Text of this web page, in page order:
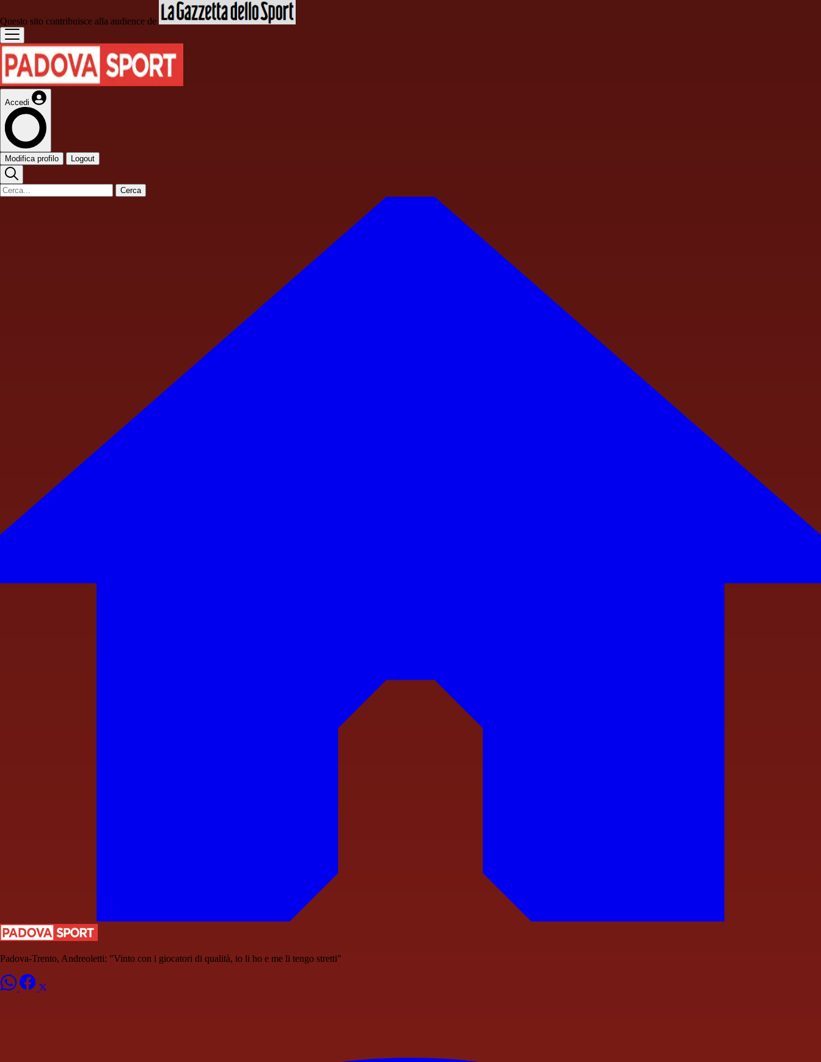
Questo sito contribuisce alla audience de
Accedi
Modifica profilo Logout
Cerca
Padova-Trento, Andreoletti: "Vinto con i giocatori di qualità, io li ho e me li tengo stretti"